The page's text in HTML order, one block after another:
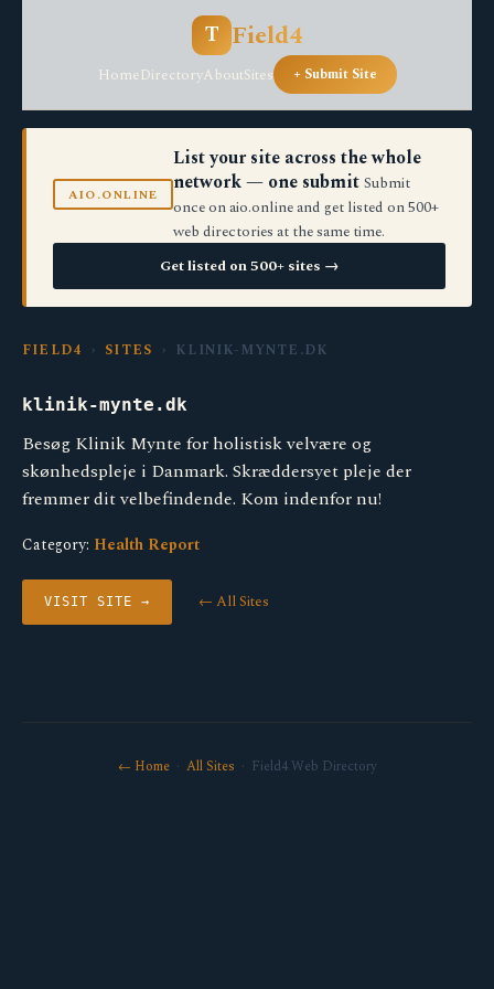
T Field4
HomeDirectoryAboutSites + Submit Site
AIO.ONLINE
List your site across the whole
network — one submit Submit
once on aio.online and get listed on 500+
web directories at the same time.
Get listed on 500+ sites →
FIELD4 › SITES › KLINIK-MYNTE.DK
klinik-mynte.dk
Besøg Klinik Mynte for holistisk velvære og
skønhedspleje i Danmark. Skræddersyet pleje der
fremmer dit velbefindende. Kom indenfor nu!
Category: Health Report
VISIT SITE → ← All Sites
← Home· All Sites · Field4 Web Directory